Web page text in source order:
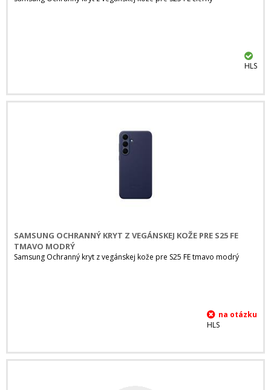
HLS
SAMSUNG OCHRANNÝ KRYT Z VEGÁNSKEJ KOŽE PRE S25 FE
TMAVO MODRÝ
Samsung Ochranný kryt z vegánskej kože pre S25 FE tmavo modrý
HLS